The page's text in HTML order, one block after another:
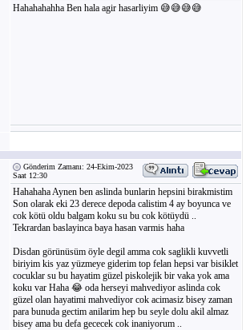
Hahahahahha Ben hala agir hasarliyim 😅😅😅😅
Gönderim Zamanı: 24-Ekim-2023
Saat 12:30
Hahahaha Aynen ben aslinda bunlarin hepsini birakmistim
Son olarak eki 23 derece depoda calistim 4 ay boyunca ve
cok kötü oldu balgam koku su bu cok kötüydü ..
Tekrardan baslayinca baya hasan varmis haha
Disdan görünüsüm öyle degil amma cok saglikli kuvvetli
biriyim kis yaz yüzmeye giderim top felan hepsi var bisiklet
cocuklar su bu hayatim güzel piskolejik bir vaka yok ama
koku var Haha 😂 oda herseyi mahvediyor aslinda cok
güzel olan hayatimi mahvediyor cok acimasiz bisey zaman
para bunuda gectim anilarim hep bu seyle dolu akil almaz
bisey ama bu defa gececek cok inaniyorum ..